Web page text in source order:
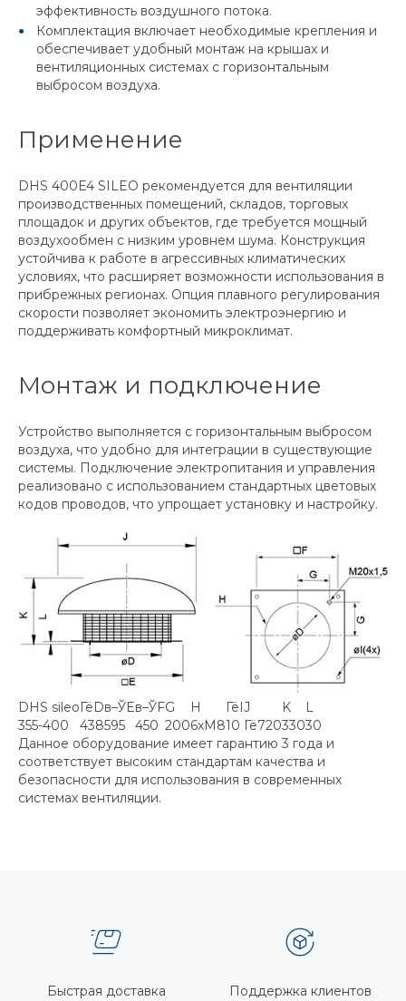
эффективность воздушного потока.
Комплектация включает необходимые крепления и
обеспечивает удобный монтаж на крышах и
вентиляционных системах с горизонтальным
выбросом воздуха.
Применение
DHS 400E4 SILEO рекомендуется для вентиляции
производственных помещений, складов, торговых
площадок и других объектов, где требуется мощный
воздухообмен с низким уровнем шума. Конструкция
устойчива к работе в агрессивных климатических
условиях, что расширяет возможности использования в
прибрежных регионах. Опция плавного регулирования
скорости позволяет экономить электроэнергию и
поддерживать комфортный микроклимат.
Монтаж и подключение
Устройство выполняется с горизонтальным выбросом
воздуха, что удобно для интеграции в существующие
системы. Подключение электропитания и управления
реализовано с использованием стандартных цветовых
кодов проводов, что упрощает установку и настройку.
DHS sileoГёDв–ЎEв–ЎFG H ГёIJ K
L
355-400
438595 450 2006xM810 Гё72033030
Данное оборудование имеет гарантию 3 года и
соответствует высоким стандартам качества и
безопасности для использования в современных
системах вентиляции.
Быстрая доставка Поддержка клиентов